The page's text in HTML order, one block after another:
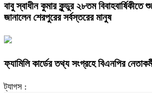
বাবু স্বাধীন কুমার কুন্ডুর ২৮তম বিবাহবার্ষিকীতে
জানালেন শেরপুরের সর্বস্তরের মানুষ
ফ্যামিলি কার্ডের তথ্য সংগ্রহে বিএনপির
ট্যাগস :